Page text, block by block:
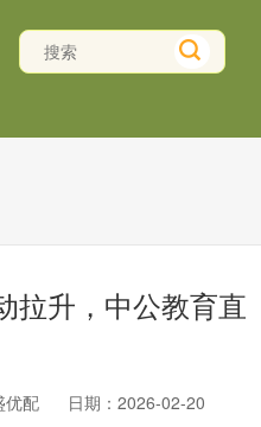
拉升，中公教育直
优配
日期：2026-02-20